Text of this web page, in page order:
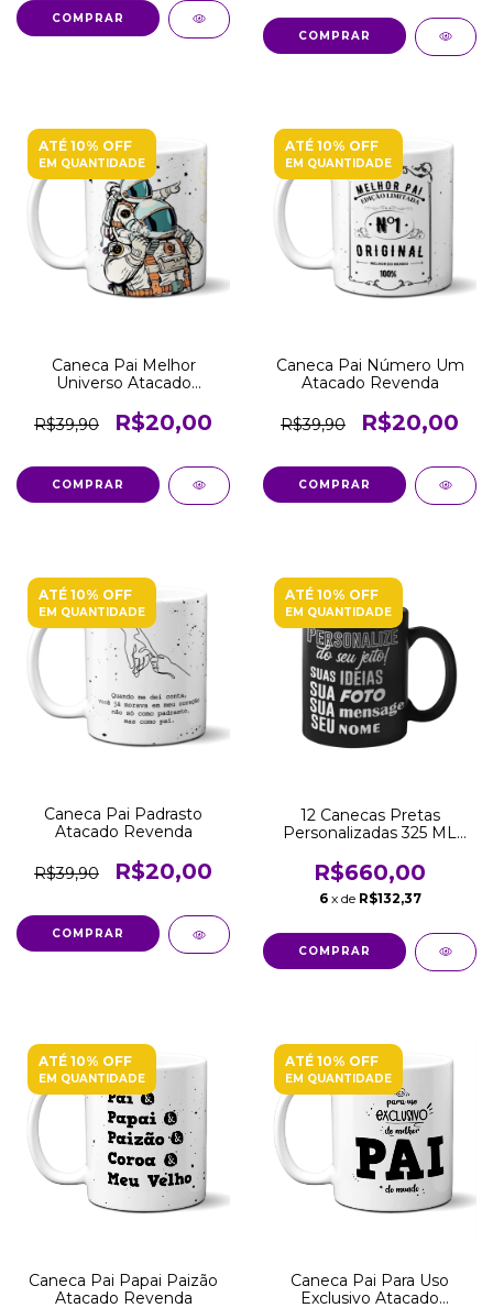
COMPRAR
ATÉ 10% OFF
EM QUANTIDADE
Caneca Pai Melhor
Universo Atacado
R$39,90
R$20,00
COMPRAR
ATÉ 10% OFF
EM QUANTIDADE
Caneca Pai Número Um
Atacado Revenda
R$39,90 R$20,00
COMPRAR
ATÉ 10% OFF
EM QUANTIDADE
Caneca Pai Padrasto
Atacado Revenda
R$39,90 R$20,00
COMPRAR
ATÉ 10% OFF
EM QUANTIDADE
12 Canecas Pretas
Personalizadas 325 ML
R$660,00
6 x de R$132,37
ATÉ 10% OFF
EM QUANTIDADE
Caneca Pai Papai Paizão
Atacado Revenda
ATÉ 10% OFF
EM QUANTIDADE
Caneca Pai Para Uso
Exclusivo Atacado